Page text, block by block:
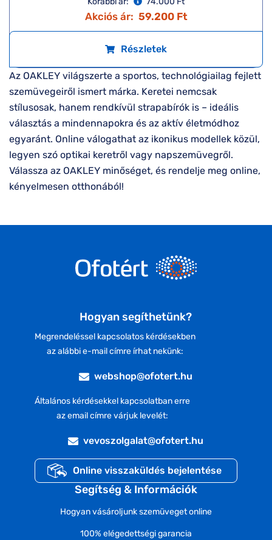
Akciós ár: 59.200 Ft
Részletek
Az OAKLEY világszerte a sportos, technológiailag fejlett
szemüvegeiről ismert márka. Keretei nemcsak
stílusosak, hanem rendkívül strapabírók is – ideális
választás a mindennapokra és az aktív életmódhoz
egyaránt. Online válogathat az ikonikus modellek közül,
legyen szó optikai keretről vagy napszemüvegről.
Válassza az OAKLEY minőséget, és rendelje meg online,
kényelmesen otthonából!
Hogyan segíthetünk?
Megrendeléssel kapcsolatos kérdésekben
az alábbi e-mail címre írhat nekünk:
webshop@ofotert.hu
Általános kérdésekkel kapcsolatban erre
az email címre várjuk levelét:
vevoszolgalat@ofotert.hu
Online visszaküldés bejelentése
Segítség & Információk
Hogyan vásároljunk szemüveget online
100% elégedettségi garancia